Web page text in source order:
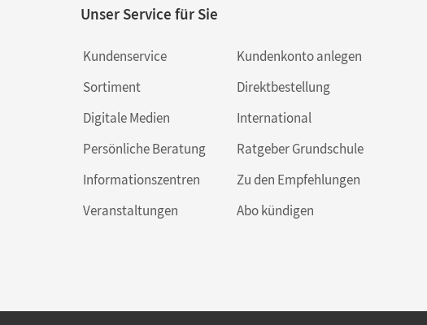
Unser Service für Sie
Kundenservice
Sortiment
Digitale Medien
Persönliche Beratung
Informationszentren
Veranstaltungen
Kundenkonto anlegen
Direktbestellung
International
Ratgeber Grundschule
Zu den Empfehlungen
Abo kündigen